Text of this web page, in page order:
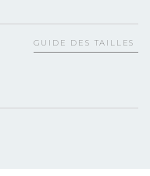
GUIDE DES TAILLES